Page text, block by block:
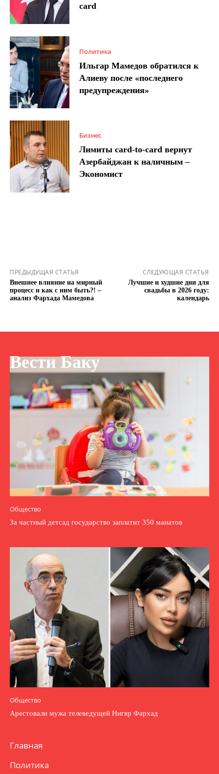
card
Политика
Ильгар Мамедов обратился к
Алиеву после «последнего
предупреждения»
Бизнес
Лимиты card-to-card вернут
Азербайджан к наличным –
Экономист
ПРЕДЫДУЩАЯ СТАТЬЯ
Внешнее влияние на мирный
процесс и как с ним быть?! –
анализ Фархада Мамедова
СЛЕДУЮЩАЯ СТАТЬЯ
Лучшие и худшие дни для
свадьбы в 2026 году:
календарь
Вести Баку
Общество
За частный детсад государство заплатит 350 манатов
Общество
Арестовали мужа телеведущей Нигяр Фархад
Главная
Политика